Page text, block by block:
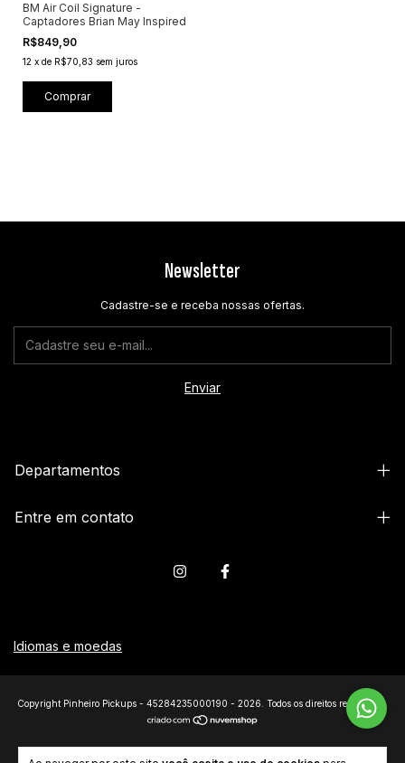
BM Air Coil Signature -
Captadores Brian May Inspired
R$849,90
12 x de R$70,83 sem juros
Comprar
Newsletter
Cadastre-se e receba nossas ofertas.
Departamentos
Entre em contato
Idiomas e moedas
Copyright Pinheiro Pickups - 45284235000190 - 2026. Todos os direitos reservados.